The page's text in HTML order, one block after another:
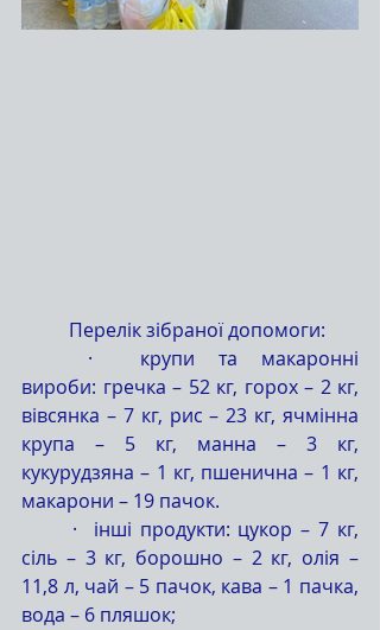
	Перелік зібраної допомоги:
вироби: гречка – 52 кг, горох – 2 кг,
вівсянка – 7 кг, рис – 23 кг, ячмінна
крупа – 5 кг, манна – 3 кг,
кукурудзяна – 1 кг, пшенична – 1 кг,
макарони – 19 пачок.
сіль – 3 кг, борошно – 2 кг, олія –
11,8 л, чай – 5 пачок, кава – 1 пачка,
вода – 6 пляшок;